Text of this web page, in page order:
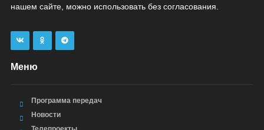
нашем сайте, можно использовать без согласования.
Меню
Программа передач
Новости